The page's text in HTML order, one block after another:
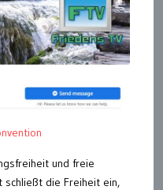
und freie
schließt die Freiheit ein,